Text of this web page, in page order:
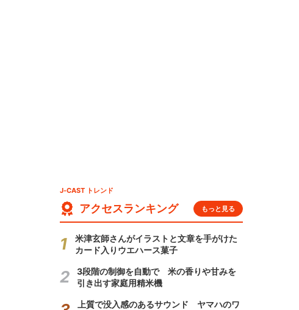
J-CAST トレンド
アクセスランキング もっと見る
米津玄師さんがイラストと文章を手がけた
カード入りウエハース菓子
3段階の制御を自動で 米の香りや甘みを
引き出す家庭用精米機
上質で没入感のあるサウンド ヤマハのワ